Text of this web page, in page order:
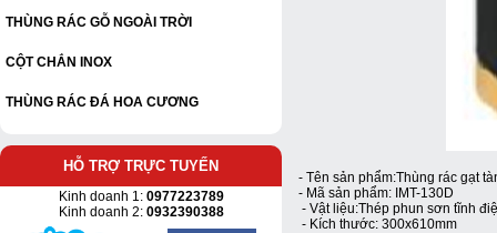
THÙNG RÁC GỖ NGOÀI TRỜI
CỘT CHẮN INOX
THÙNG RÁC ĐÁ HOA CƯƠNG
HỖ TRỢ TRỰC TUYẾN
Kinh doanh 1:0977223789
Kinh doanh 2: 0932390388
- Tên sản phẩm:Thùng rác gạt
- Mã sản phẩm: IMT-130D
- Vật liệu:Thép phun sơn tĩnh
- Kích thước: 300x610mm